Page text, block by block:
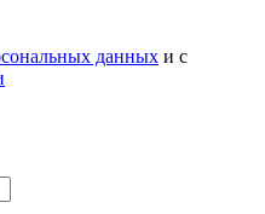
данных и с